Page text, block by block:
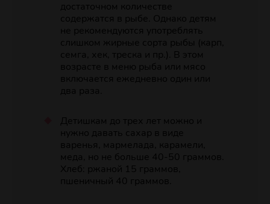
достаточном количестве
содержатся в рыбе. Однако детям
не рекомендуются употреблять
слишком жирные сорта рыбы (карп,
семга, хек, треска и пр.). В этом
возрасте в меню рыба или мясо
включается ежедневно один или
два раза.
Детишкам до трех лет можно и
нужно давать сахар в виде
варенья, мармелада, карамели,
меда, но не больше 40-50 граммов.
Хлеб: ржаной 15 граммов,
пшеничный 40 граммов.